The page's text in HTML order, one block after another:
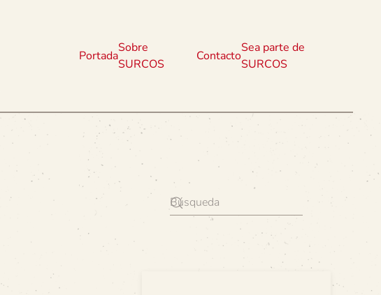
Portada
Sobre
SURCOS
Contacto
Sea parte de
SURCOS